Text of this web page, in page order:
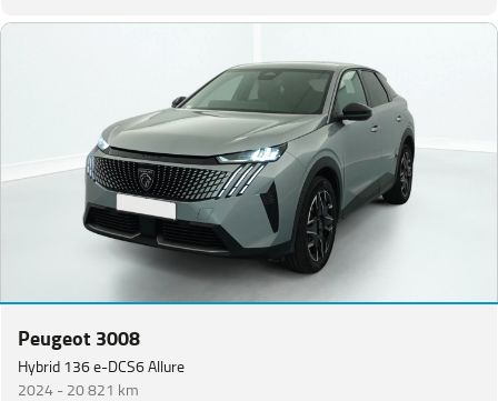
Peugeot 3008
Hybrid 136 e-DCS6 Allure
2024 -20 821 km